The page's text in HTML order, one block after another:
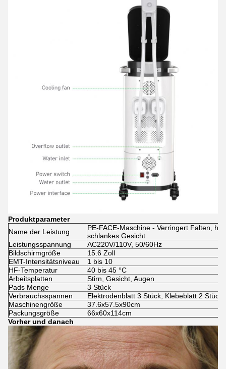
Produktparameter
Name der Leistung
PE-FACE-Maschine - Verringert Falten,
schlankes Gesicht
Leistungsspannung
AC220V/110V, 50/60Hz
Bildschirmgröße
15.6 Zoll
EMT-Intensitätsniveau
1 bis 10
HF-Temperatur
40 bis 45 °C
Arbeitsplatten
Stirn, Gesicht, Augen
Pads Menge
3 Stück
Verbrauchsspannen
Elektrodenblatt 3 Stück, Klebeblatt 2 Stück
Maschinengröße
37.6x57.5x90cm
Packungsgröße
66x60x114cm
Vorher und danach